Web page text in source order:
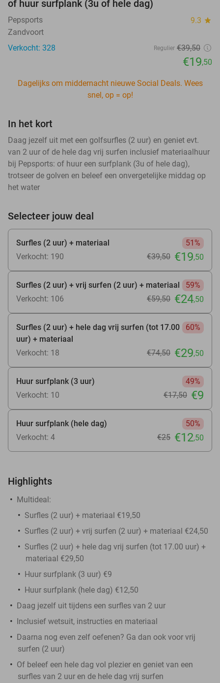
of huur surfplank (3u of hele dag)
Pepsports 9.3 star
Zandvoort
Verkocht: 328
Regulier €39,50
€19,50
Dagelijks om middernacht nieuwe Social Deals. Wees
snel, op = op!
In het kort
Daag jezelf uit met een golfsurfles (2 uur) en geniet evt.
van 2 uur of de hele dag vrij surfen inclusief materiaalhuur
bij Pepsports: of huur een surfplank (3u of hele dag),
trotseer de golven en beleef een onvergetelijke middag op
het water
Selecteer jouw deal
Surfles (2 uur) + materiaal
51%
Verkocht: 190
€39,50 €19,50
Surfles (2 uur) + vrij surfen (2 uur) + materiaal
59%
Verkocht: 106
€59,50 €24,50
Surfles (2 uur) + hele dag vrij surfen (tot 17.00
uur) + materiaal
60%
Verkocht: 18 €74,50 €29,50
Huur surfplank (3 uur)
49%
Verkocht: 10
€17,50 €9
Huur surfplank (hele dag)
50%
Verkocht: 4
€25 €12,50
Highlights
Multideal:
Surfles (2 uur) + materiaal €19,50
Surfles (2 uur) + vrij surfen (2 uur) + materiaal €24,50
Surfles (2 uur) + hele dag vrij surfen (tot 17.00 uur) +
materiaal €29,50
Huur surfplank (3 uur) €9
Huur surfplank (hele dag) €12,50
Daag jezelf uit tijdens een surfles van 2 uur
Inclusief wetsuit, instructies en materiaal
Daarna nog even zelf oefenen? Ga dan ook voor vrij
surfen (2 uur)
Of beleef een hele dag vol plezier en geniet van een
surfles van 2 uur en de hele dag vrij surfen